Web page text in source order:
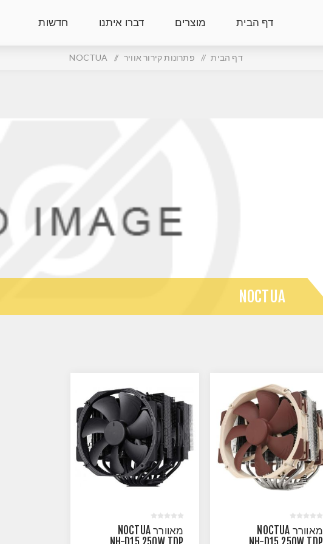
דף הבית מוצרים דברו איתנו חדשות
דף הבית / פתרונות קירור אוויר /
NOCTUA
NOCTUA
מאוורר NOCTUA
מאוורר NOCTUA